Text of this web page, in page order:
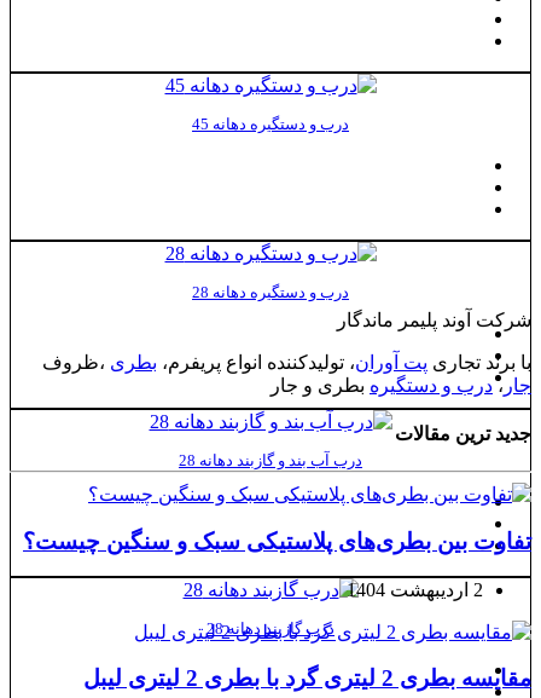
درب و دستگیره دهانه 45
درب و دستگیره دهانه 28
درب آب بند و گازبند دهانه 28
درب گازبند دهانه 28
شرکت آوند پلیمر ماندگار
با برند تجاری پت آوران، تولیدکننده انواع پریفرم، بطری ،ظروف
جار ،درب و دستگیره بطری و جار
جدید ترین مقالات
تفاوت بین بطری‌های پلاستیکی سبک و سنگین چیست؟
2 اردیبهشت 1404
مقایسه بطری 2 لیتری گرد با بطری 2 لیتری لیبل